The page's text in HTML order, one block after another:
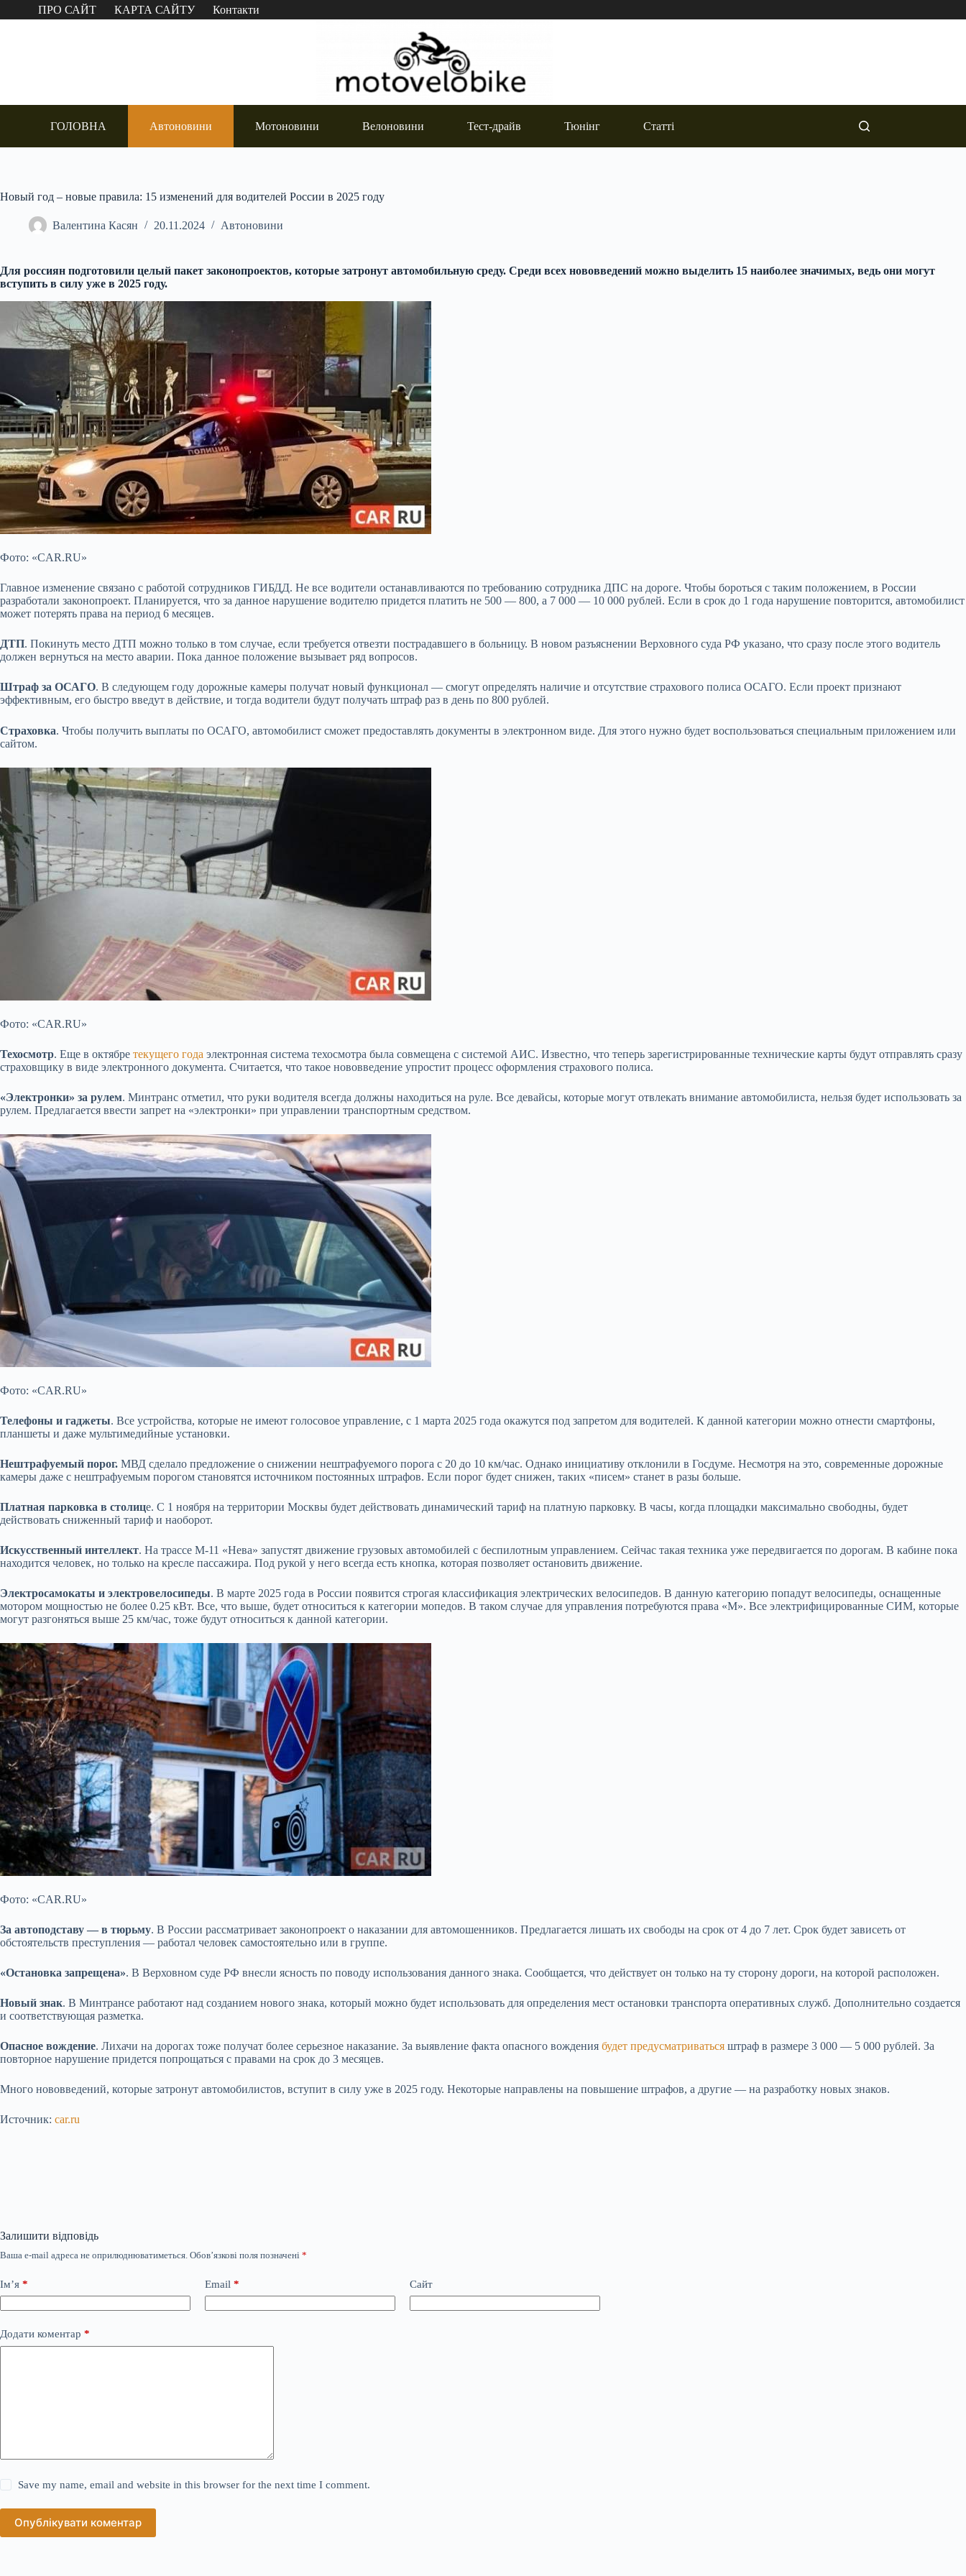
Перейти
до
ПРО САЙТ КАРТА САЙТУ Контакти
ГОЛОВНА Автоновини Мотоновини Велоновини Тест-драйв Тюнінг Статті
Новый год – новые правила: 15 изменений для водителей России в 2025 году
Валентина Касян 20.11.2024 Автоновини
Для россиян подготовили целый пакет законопроектов, которые затронут автомобильную среду. Среди всех нововведений можно выделить 15 наиболее значимых, ведь они могут
вступить в силу уже в 2025 году.
Фото: «CAR.RU»
Главное изменение связано с работой сотрудников ГИБДД. Не все водители останавливаются по требованию сотрудника ДПС на дороге. Чтобы бороться с таким положением, в России
разработали законопроект. Планируется, что за данное нарушение водителю придется платить не 500 — 800, а 7 000 — 10 000 рублей. Если в срок до 1 года нарушение повторится, автомобилист
может потерять права на период 6 месяцев.
ДТП. Покинуть место ДТП можно только в том случае, если требуется отвезти пострадавшего в больницу. В новом разъяснении Верховного суда РФ указано, что сразу после этого водитель
должен вернуться на место аварии. Пока данное положение вызывает ряд вопросов.
Штраф за ОСАГО. В следующем году дорожные камеры получат новый функционал — смогут определять наличие и отсутствие страхового полиса ОСАГО. Если проект признают
эффективным, его быстро введут в действие, и тогда водители будут получать штраф раз в день по 800 рублей.
Страховка. Чтобы получить выплаты по ОСАГО, автомобилист сможет предоставлять документы в электронном виде. Для этого нужно будет воспользоваться специальным приложением или
сайтом.
Фото: «CAR.RU»
Техосмотр. Еще в октябре текущего года электронная система техосмотра была совмещена с системой АИС. Известно, что теперь зарегистрированные технические карты будут отправлять сразу
страховщику в виде электронного документа. Считается, что такое нововведение упростит процесс оформления страхового полиса.
«Электронки» за рулем. Минтранс отметил, что руки водителя всегда должны находиться на руле. Все девайсы, которые могут отвлекать внимание автомобилиста, нельзя будет использовать за
рулем. Предлагается ввести запрет на «электронки» при управлении транспортным средством.
Фото: «CAR.RU»
Телефоны и гаджеты. Все устройства, которые не имеют голосовое управление, с 1 марта 2025 года окажутся под запретом для водителей. К данной категории можно отнести смартфоны,
планшеты и даже мультимедийные установки.
Нештрафуемый порог. МВД сделало предложение о снижении нештрафуемого порога с 20 до 10 км/час. Однако инициативу отклонили в Госдуме. Несмотря на это, современные дорожные
камеры даже с нештрафуемым порогом становятся источником постоянных штрафов. Если порог будет снижен, таких «писем» станет в разы больше.
Платная парковка в столице. С 1 ноября на территории Москвы будет действовать динамический тариф на платную парковку. В часы, когда площадки максимально свободны, будет
действовать сниженный тариф и наоборот.
Искусственный интеллект. На трассе М-11 «Нева» запустят движение грузовых автомобилей с беспилотным управлением. Сейчас такая техника уже передвигается по дорогам. В кабине пока
находится человек, но только на кресле пассажира. Под рукой у него всегда есть кнопка, которая позволяет остановить движение.
Электросамокаты и электровелосипеды. В марте 2025 года в России появится строгая классификация электрических велосипедов. В данную категорию попадут велосипеды, оснащенные
мотором мощностью не более 0.25 кВт. Все, что выше, будет относиться к категории мопедов. В таком случае для управления потребуются права «М». Все электрифицированные СИМ, которые
могут разгоняться выше 25 км/час, тоже будут относиться к данной категории.
Фото: «CAR.RU»
За автоподставу — в тюрьму. В России рассматривает законопроект о наказании для автомошенников. Предлагается лишать их свободы на срок от 4 до 7 лет. Срок будет зависеть от
обстоятельств преступления — работал человек самостоятельно или в группе.
«Остановка запрещена». В Верховном суде РФ внесли ясность по поводу использования данного знака. Сообщается, что действует он только на ту сторону дороги, на которой расположен.
Новый знак. В Минтрансе работают над созданием нового знака, который можно будет использовать для определения мест остановки транспорта оперативных служб. Дополнительно создается
и соответствующая разметка.
Опасное вождение. Лихачи на дорогах тоже получат более серьезное наказание. За выявление факта опасного вождения будет предусматриваться штраф в размере 3 000 — 5 000 рублей. За
повторное нарушение придется попрощаться с правами на срок до 3 месяцев.
Много нововведений, которые затронут автомобилистов, вступит в силу уже в 2025 году. Некоторые направлены на повышение штрафов, а другие — на разработку новых знаков.
Источник: car.ru
Залишити відповідь
Ваша e-mail адреса не оприлюднюватиметься. Обов’язкові поля позначені *
Ім’я * Email * Сайт
Додати коментар *
Save my name, email and website in this browser for the next time I comment.
Опублікувати коментар